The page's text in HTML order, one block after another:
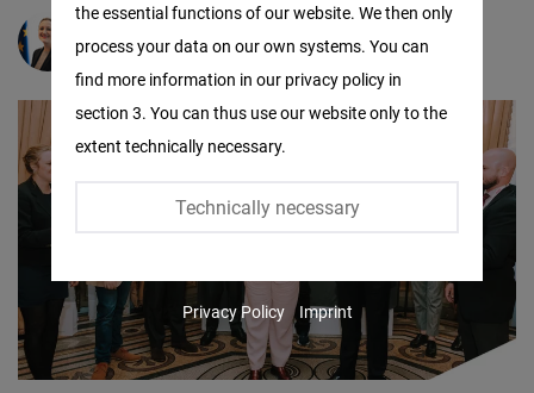
Rahel Zibner
the essential functions of our website. We then only
process your data on our own systems. You can
find more information in our privacy policy in
section 3. You can thus use our website only to the
extent technically necessary.
Technically necessary
Facebook
Embed
Twitter
Embed
Youtube
Embed
Privacy Policy Imprint